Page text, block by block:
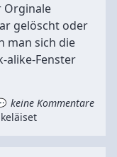
Orginale
gelöscht oder
man sich die
alike-Fenster
keine Kommentare